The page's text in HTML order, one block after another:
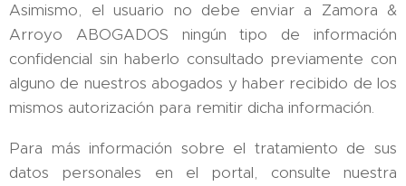
Asimismo, el usuario no debe enviar a Zamora &
Arroyo ABOGADOS ningún tipo de información
confidencial sin haberlo consultado previamente con
alguno de nuestros abogados y haber recibido de los
mismos autorización para remitir dicha información.
Para más información sobre el tratamiento de sus
datos personales en el portal, consulte nuestra